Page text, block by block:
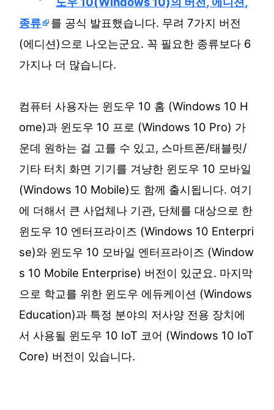
종류
를 공식 발표했습니다. 무려 7가지 버전
(에디션)으로 나오는군요. 꼭 필요한 종류보다 6
가지나 더 많습니다.
컴퓨터 사용자는 윈도우 10 홈 (Windows 10 H
ome)과 윈도우 10 프로 (Windows 10 Pro) 가
운데 원하는 걸 고를 수 있고, 스마트폰/태블릿/
기타 터치 화면 기기를 겨냥한 윈도우 10 모바일
(Windows 10 Mobile)도 함께 출시됩니다. 여기
에 더해서 큰 사업체나 기관, 단체를 대상으로 한
윈도우 10 엔터프라이즈 (Windows 10 Enterpri
se)와 윈도우 10 모바일 엔터프라이즈 (Window
s 10 Mobile Enterprise) 버전이 있군요. 마지막
으로 학교를 위한 윈도우 에듀케이션 (Windows
Education)과 특정 분야의 저사양 전용 장치에
서 사용될 윈도우 10 IoT 코어 (Windows 10 IoT
Core) 버전이 있습니다.